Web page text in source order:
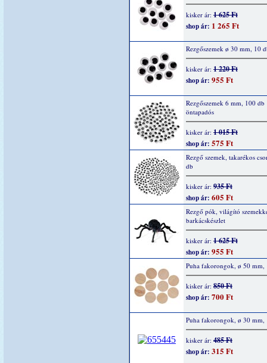
kisker ár: 1 625 Ft
shop ár: 1 265 Ft
Rezgőszemek ø 30 mm, 10
kisker ár: 1 220 Ft
shop ár: 955 Ft
Rezgőszemek 6 mm, 100 db
öntapadós
kisker ár: 1 015 Ft
shop ár: 575 Ft
Rezgő szemek, takarékos
db
kisker ár: 935 Ft
shop ár: 605 Ft
Rezgő pók, világító
barkácskészlet
kisker ár: 1 625 Ft
shop ár: 955 Ft
Puha fakorongok, ø 50 mm,
kisker ár: 850 Ft
shop ár: 700 Ft
Puha fakorongok, ø 30 mm,
kisker ár: 485 Ft
shop ár: 315 Ft